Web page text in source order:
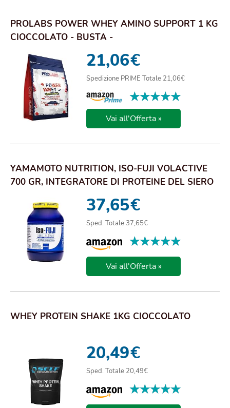
PROLABS POWER WHEY AMINO SUPPORT 1 KG
CIOCCOLATO - BUSTA -
21,06€
Spedizione PRIME Totale 21,06€
★★★★★
★★★★★
Vai all'Offerta »
YAMAMOTO NUTRITION, ISO-FUJI VOLACTIVE
700 GR, INTEGRATORE DI PROTEINE DEL SIERO
37,65€
Sped. Totale 37,65€
★★★★★
★★★★★
Vai all'Offerta »
WHEY PROTEIN SHAKE 1KG CIOCCOLATO
20,49€
Sped. Totale 20,49€
★★★★★
★★★★★